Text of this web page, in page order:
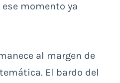
momento ya
al margen de
El bardo del